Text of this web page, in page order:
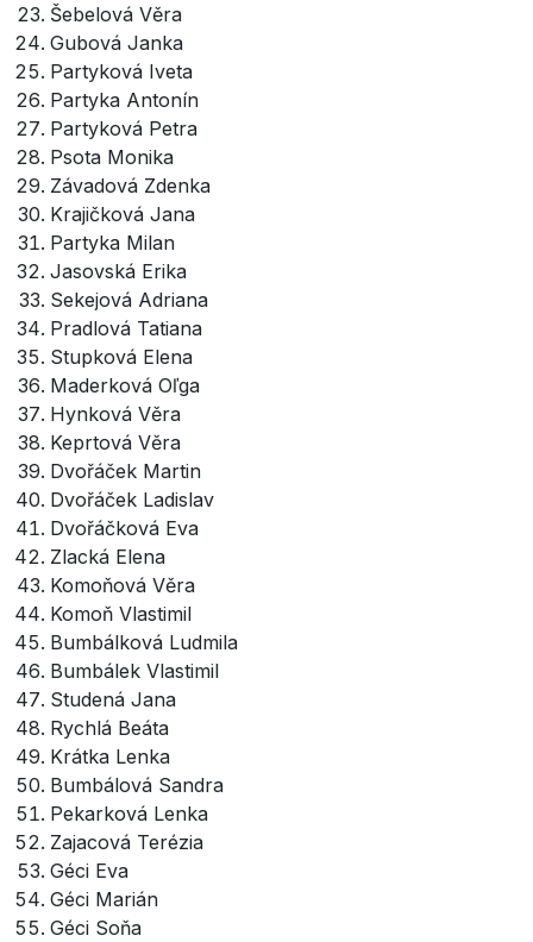
Šebelová Věra
Gubová Janka
Partyková Iveta
Partyka Antonín
Partyková Petra
Psota Monika
Závadová Zdenka
Krajičková Jana
Partyka Milan
Jasovská Erika
Sekejová Adriana
Pradlová Tatiana
Stupková Elena
Maderková Oľga
Hynková Věra
Keprtová Věra
Dvořáček Martin
Dvořáček Ladislav
Dvořáčková Eva
Zlacká Elena
Komoňová Věra
Komoň Vlastimil
Bumbálková Ludmila
Bumbálek Vlastimil
Studená Jana
Rychlá Beáta
Krátka Lenka
Bumbálová Sandra
Pekarková Lenka
Zajacová Terézia
Géci Eva
Géci Marián
Géci Soňa